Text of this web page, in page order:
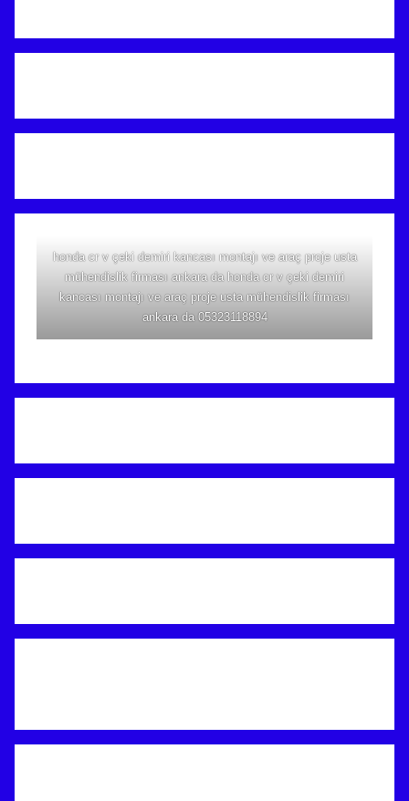
honda cr v çeki demiri kancası montajı ve araç proje usta
mühendislik firması ankara da honda cr v çeki demiri
kancası montajı ve araç proje usta mühendislik firması
ankara da 05323118894